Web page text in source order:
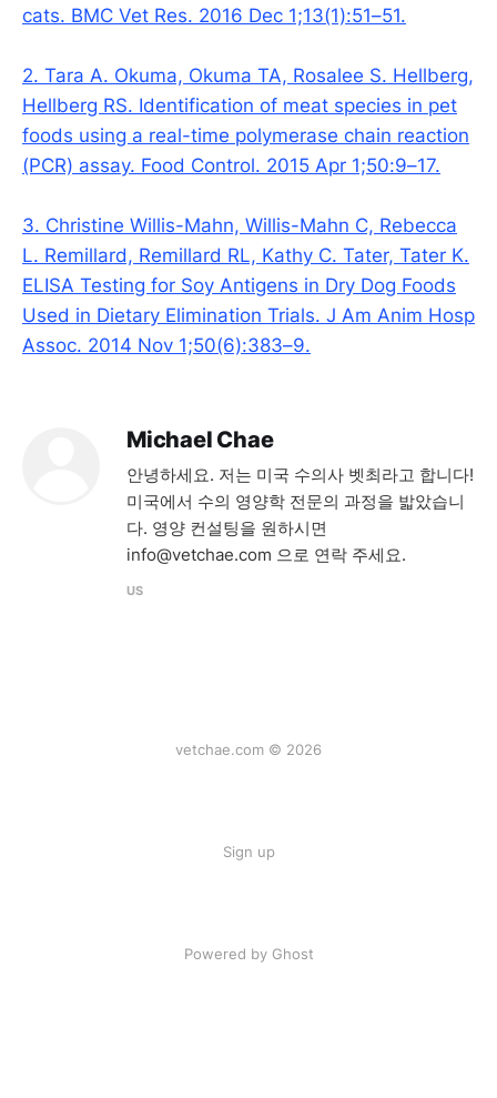
cats. BMC Vet Res. 2016 Dec 1;13(1):51–51.
2. Tara A. Okuma, Okuma TA, Rosalee S. Hellberg,
Hellberg RS. Identification of meat species in pet
foods using a real-time polymerase chain reaction
(PCR) assay. Food Control. 2015 Apr 1;50:9–17.
3. Christine Willis-Mahn, Willis-Mahn C, Rebecca
L. Remillard, Remillard RL, Kathy C. Tater, Tater K.
ELISA Testing for Soy Antigens in Dry Dog Foods
Used in Dietary Elimination Trials. J Am Anim Hosp
Assoc. 2014 Nov 1;50(6):383–9.
Michael Chae
안녕하세요. 저는 미국 수의사 벳최라고 합니다!
미국에서 수의 영양학 전문의 과정을 밟았습니
다. 영양 컨설팅을 원하시면
info@vetchae.com 으로 연락 주세요.
US
vetchae.com © 2026
Sign up
Powered by Ghost